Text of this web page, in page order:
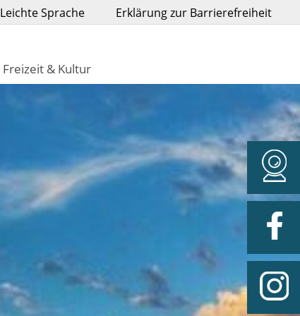
Leichte Sprache Erklärung zur Barrierefreiheit
Freizeit & Kultur